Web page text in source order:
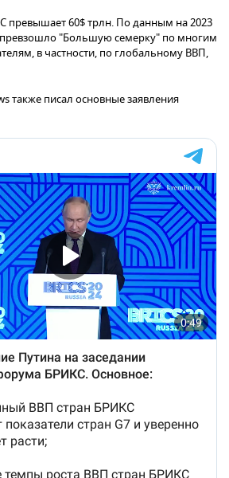
60$ трлн. По данным на 2023
"Большую семерку" по многим
в частности, по глобальному ВВП,
также писал основные заявления